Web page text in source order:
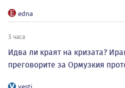
edna
3 часа
Идва ли краят на кризата?
преговорите за Ормузкия